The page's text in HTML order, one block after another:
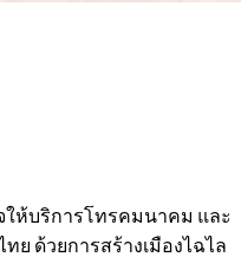
ให้บริการโทรคมนาคม และ
ย ด้วยการสร้างเมืองไฉไล